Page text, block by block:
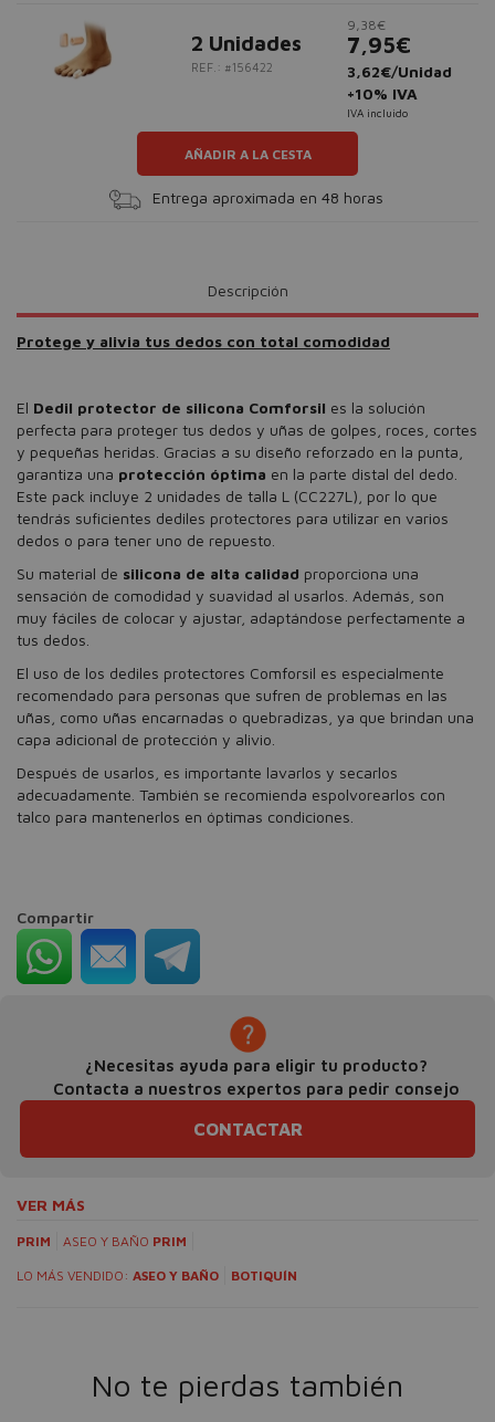
2 Unidades
REF.: #156422
9,38€
7,95€
3,62€/Unidad
+10% IVA
IVA incluido
AÑADIR A LA CESTA
Entrega aproximada en 48 horas
Descripción
Protege y alivia tus dedos con total comodidad
El Dedil protector de silicona Comforsil es la solución
perfecta para proteger tus dedos y uñas de golpes, roces, cortes
y pequeñas heridas. Gracias a su diseño reforzado en la punta,
garantiza una protección óptima en la parte distal del dedo.
Este pack incluye 2 unidades de talla L (CC227L), por lo que
tendrás suficientes dediles protectores para utilizar en varios
dedos o para tener uno de repuesto.
Su material de silicona de alta calidad proporciona una
sensación de comodidad y suavidad al usarlos. Además, son
muy fáciles de colocar y ajustar, adaptándose perfectamente a
tus dedos.
El uso de los dediles protectores Comforsil es especialmente
recomendado para personas que sufren de problemas en las
uñas, como uñas encarnadas o quebradizas, ya que brindan una
capa adicional de protección y alivio.
Después de usarlos, es importante lavarlos y secarlos
adecuadamente. También se recomienda espolvorearlos con
talco para mantenerlos en óptimas condiciones.
Compartir
¿Necesitas ayuda para eligir tu producto?
Contacta a nuestros expertos para pedir consejo
CONTACTAR
VER MÁS
PRIM ASEO Y BAÑO PRIM
LO MÁS VENDIDO: ASEO Y BAÑO BOTIQUÍN
No te pierdas también